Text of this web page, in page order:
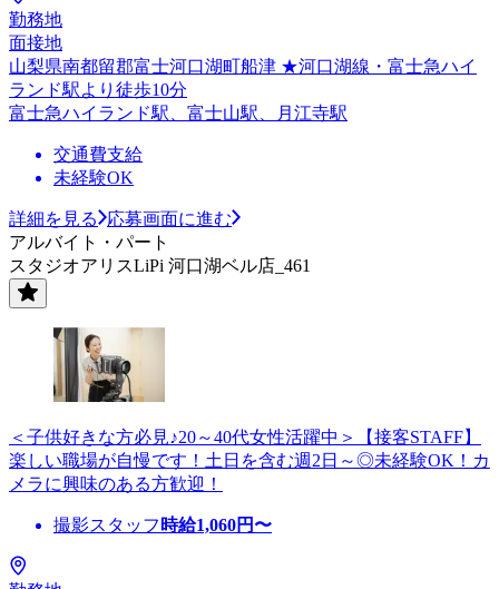
勤務地
面接地
山梨県南都留郡富士河口湖町船津 ★河口湖線・富士急ハイ
ランド駅より徒歩10分
富士急ハイランド駅、富士山駅、月江寺駅
交通費支給
未経験OK
詳細を見る
応募画面に進む
アルバイト・パート
スタジオアリスLiPi 河口湖ベル店_461
＜子供好きな方必見♪20～40代女性活躍中＞【接客STAFF】
楽しい職場が自慢です！土日を含む週2日～◎未経験OK！カ
メラに興味のある方歓迎！
撮影スタッフ 時給1,060円〜